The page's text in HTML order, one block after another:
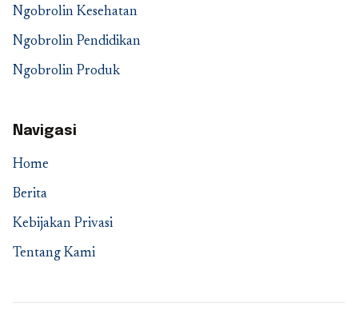
Ngobrolin Kesehatan
Ngobrolin Pendidikan
Ngobrolin Produk
Navigasi
Home
Berita
Kebijakan Privasi
Tentang Kami